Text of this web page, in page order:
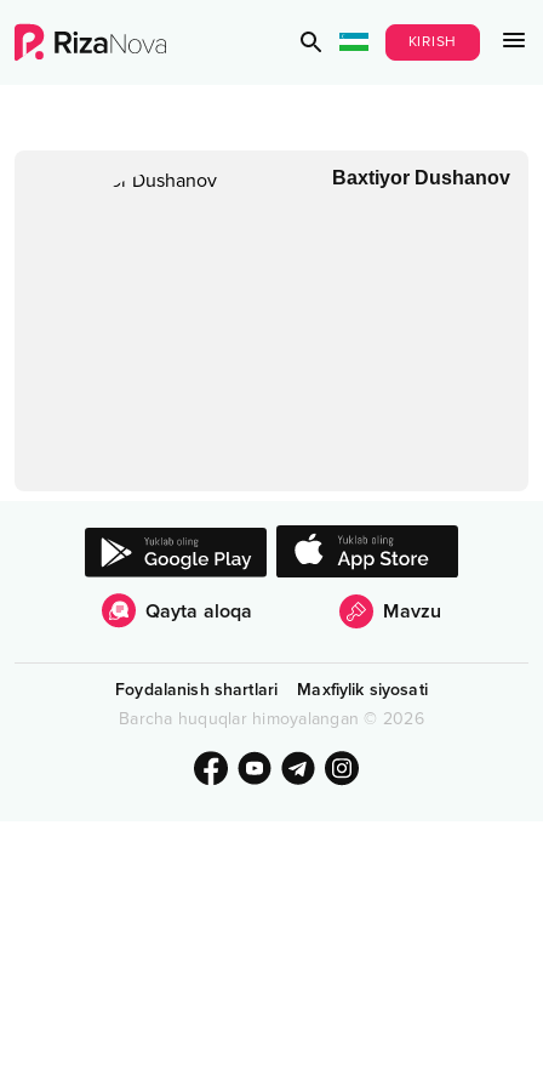
KIRISH
Baxtiyor Dushanov
Qayta aloqa Mavzu
Foydalanish shartlari
Maxfiylik siyosati
Barcha huquqlar himoyalangan © 2026